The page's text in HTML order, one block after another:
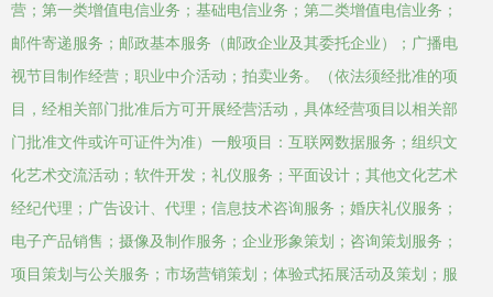
营；第一类增值电信业务；基础电信业务；第二类增值电信业务；
邮件寄递服务；邮政基本服务（邮政企业及其委托企业）；广播电
视节目制作经营；职业中介活动；拍卖业务。（依法须经批准的项
目，经相关部门批准后方可开展经营活动，具体经营项目以相关部
门批准文件或许可证件为准）一般项目：互联网数据服务；组织文
化艺术交流活动；软件开发；礼仪服务；平面设计；其他文化艺术
经纪代理；广告设计、代理；信息技术咨询服务；婚庆礼仪服务；
电子产品销售；摄像及制作服务；企业形象策划；咨询策划服务；
项目策划与公关服务；市场营销策划；体验式拓展活动及策划；服